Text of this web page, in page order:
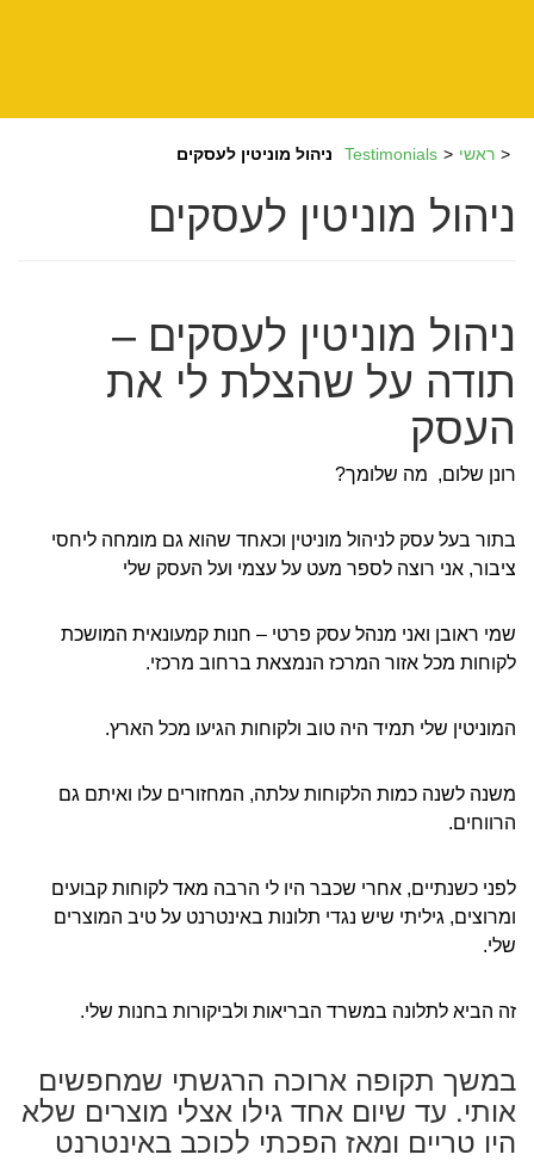
ראשי Testimonials ניהול מוניטין לעסקים
ניהול מוניטין לעסקים
ניהול מוניטין לעסקים –
תודה על שהצלת לי את
העסק
רונן שלום, מה שלומך?
בתור בעל עסק לניהול מוניטין וכאחד שהוא גם מומחה ליחסי
ציבור, אני רוצה לספר מעט על עצמי ועל העסק שלי
שמי ראובן ואני מנהל עסק פרטי – חנות קמעונאית המושכת
לקוחות מכל אזור המרכז הנמצאת ברחוב מרכזי.
המוניטין שלי תמיד היה טוב ולקוחות הגיעו מכל הארץ.
משנה לשנה כמות הלקוחות עלתה, המחזורים עלו ואיתם גם
הרווחים.
לפני כשנתיים, אחרי שכבר היו לי הרבה מאד לקוחות קבועים
ומרוצים, גיליתי שיש נגדי תלונות באינטרנט על טיב המוצרים
שלי.
זה הביא לתלונה במשרד הבריאות ולביקורות בחנות שלי.
במשך תקופה ארוכה הרגשתי שמחפשים
אותי. עד שיום אחד גילו אצלי מוצרים שלא
היו טריים ומאז הפכתי לכוכב באינטרנט